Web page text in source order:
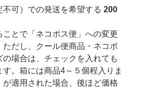
不可）での発送を希望する 200
とで「ネコポス便」への変更
ただし、クール便商品・ネコポ
の場合は、チェックを入れても
す。箱には商品4～５個程入りま
適用された場合、後ほど価格